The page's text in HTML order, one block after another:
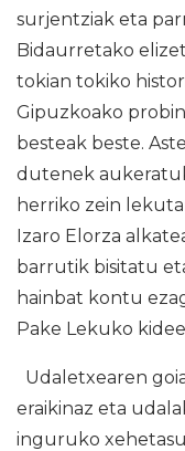
surjentziak eta
Bidaurretako
tokian tokiko
Gipuzkoako
besteak beste.
dutenek
herriko zein
Izaro Elorza
barrutik bisitatu
hainbat kontu
Pake Lekuko
Udaletxearen
eraikinaz eta
inguruko